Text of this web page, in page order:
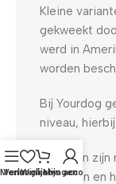
Kleine
gekweekt
werd in
worden
Bij Yourdog
niveau,
Tomaten zijn
calorieën en
Menu
Verlanglijst
Winkelwagen
Mijn account